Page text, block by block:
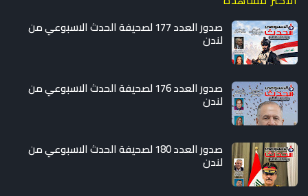
صدور العدد 177 لصحيفة الحدث الاسبوعي من
لندن
صدور العدد 176 لصحيفة الحدث الاسبوعي من
لندن
صدور العدد 180 لصحيفة الحدث الاسبوعي من
لندن